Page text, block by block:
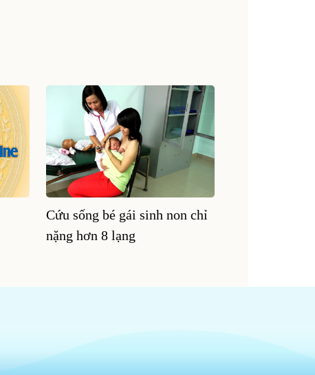
Cứu sống bé gái sinh non chỉ
nặng hơn 8 lạng